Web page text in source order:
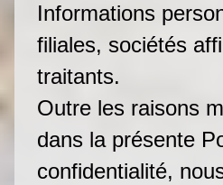
Informations
filiales, sociétés
traitants.
Outre les raisons
dans la présente
confidentialité,